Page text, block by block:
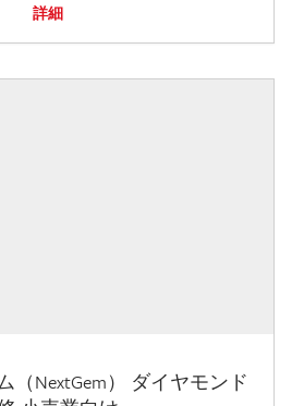
詳細
（NextGem） ダイヤモンド